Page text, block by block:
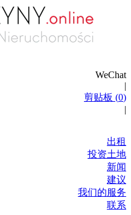
WeChat
|
剪贴板 (0)
|
出租
投资土地
新闻
建议
我们的服务
联系